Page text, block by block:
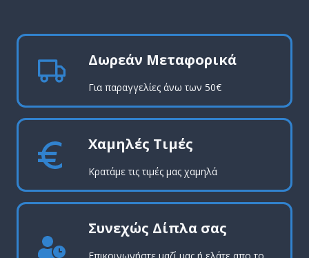
Δωρεάν Μεταφορικά
Για παραγγελίες άνω των 50€
Χαμηλές Τιμές
Κρατάμε τις τιμές μας χαμηλά
Συνεχώς Δίπλα σας